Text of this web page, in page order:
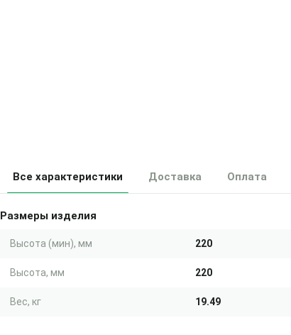
Все характеристики Доставка Оплата
Размеры изделия
Высота (мин), мм 220
Высота, мм 220
Вес, кг 19.49